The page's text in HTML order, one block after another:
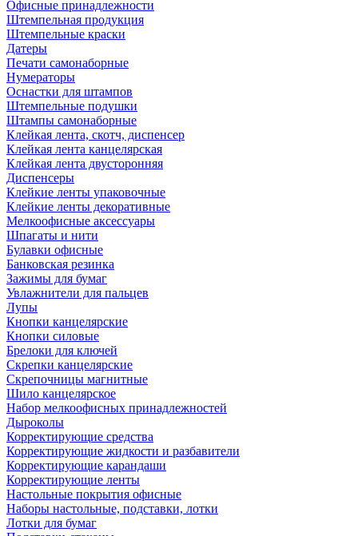
Офисные принадлежности
Штемпельная продукция
Штемпельные краски
Датеры
Печати самонаборные
Нумераторы
Оснастки для штампов
Штемпельные подушки
Штампы самонаборные
Клейкая лента, скотч, диспенсер
Клейкая лента канцелярская
Клейкая лента двусторонняя
Диспенсеры
Клейкие ленты упаковочные
Клейкие ленты декоративные
Мелкоофисные аксессуары
Шпагаты и нити
Булавки офисные
Банковская резинка
Зажимы для бумаг
Увлажнители для пальцев
Лупы
Кнопки канцелярские
Кнопки силовые
Брелоки для ключей
Скрепки канцелярские
Скрепочницы магнитные
Шило канцелярское
Набор мелкоофисных принадлежностей
Дыроколы
Корректирующие средства
Корректирующие жидкости и разбавители
Корректирующие карандаши
Корректирующие ленты
Настольные покрытия офисные
Наборы настольные, подставки, лотки
Лотки для бумаг